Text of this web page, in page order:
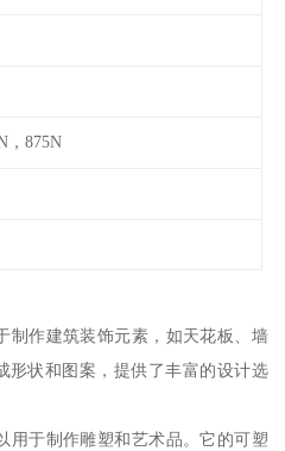
，875N
制作建筑装饰元素，如天花板、墙
形状和图案，提供了丰富的设计选
用于制作雕塑和艺术品。它的可塑